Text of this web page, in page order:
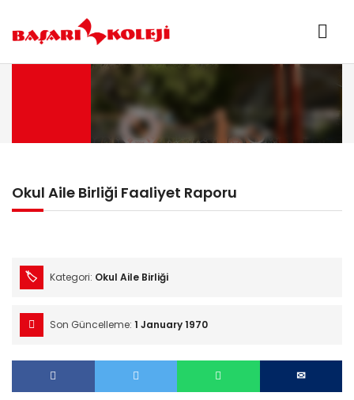
Okul Aile Birliği Faaliyet Raporu
Kategori: Okul Aile Birliği
Son Güncelleme: 1 January 1970